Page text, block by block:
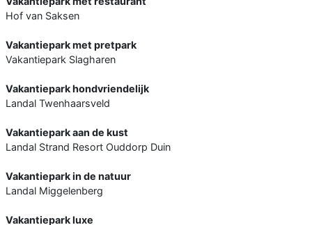
Hof van Saksen
Vakantiepark met pretpark
Vakantiepark Slagharen
Vakantiepark hondvriendelijk
Landal Twenhaarsveld
Vakantiepark aan de kust
Landal Strand Resort Ouddorp Duin
Vakantiepark in de natuur
Landal Miggelenberg
Vakantiepark luxe